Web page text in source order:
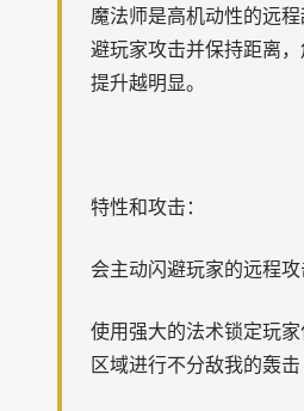
魔法师是高机动性的远
避玩家攻击并保持距离
提升越明显。
特性和攻击：
会主动闪避玩家的远程
使用强大的法术锁定玩
区域进行不分敌我的轰击